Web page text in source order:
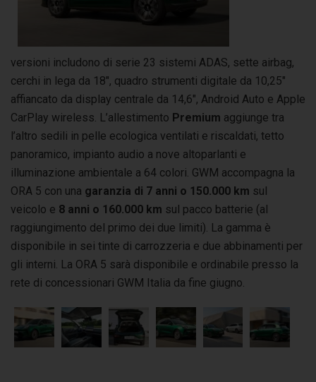
versioni includono di serie 23 sistemi ADAS, sette airbag,
cerchi in lega da 18″, quadro strumenti digitale da 10,25″
affiancato da display centrale da 14,6″, Android Auto e Apple
CarPlay wireless. L’allestimento Premium aggiunge tra
l’altro sedili in pelle ecologica ventilati e riscaldati, tetto
panoramico, impianto audio a nove altoparlanti e
illuminazione ambientale a 64 colori. GWM accompagna la
ORA 5 con una garanzia di 7 anni o 150.000 km sul
veicolo e 8 anni o 160.000 km sul pacco batterie (al
raggiungimento del primo dei due limiti). La gamma è
disponibile in sei tinte di carrozzeria e due abbinamenti per
gli interni. La ORA 5 sarà disponibile e ordinabile presso la
rete di concessionari GWM Italia da fine giugno.